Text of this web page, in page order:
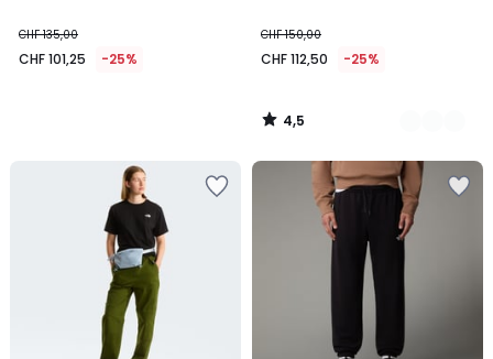
CHF 135,00
CHF 101,25 -25%
CHF 150,00
CHF 112,50 -25%
4,5
/